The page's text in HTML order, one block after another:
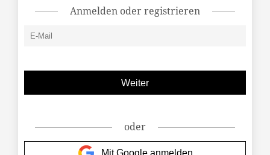
Anmelden oder registrieren
oder
Mit Google anmelden